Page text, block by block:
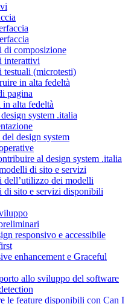
di composizione
interattivi
testuali (microtesti)
in alta fedeltà
pagina
alta fedeltà
system .italia
design system
al design system .italia
di sito e servizi
dell’utilizzo dei modelli
di sito e servizi disponibili
responsivo e accessibile
enhancement e Graceful
allo sviluppo del software
le feature disponibili con Can I